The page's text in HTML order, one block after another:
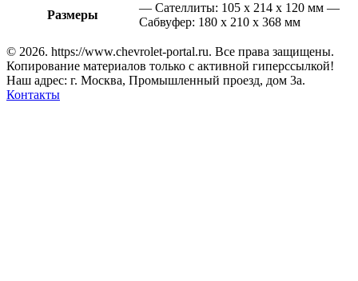
Размеры
— Cателлиты: 105 x 214 x 120 мм —
Cабвуфер: 180 x 210 x 368 мм
© 2026. https://www.chevrolet-portal.ru. Все права защищены.
Копирование материалов только с активной гиперссылкой!
Наш адрес: г. Москва, Промышленный проезд, дом 3а.
Контакты